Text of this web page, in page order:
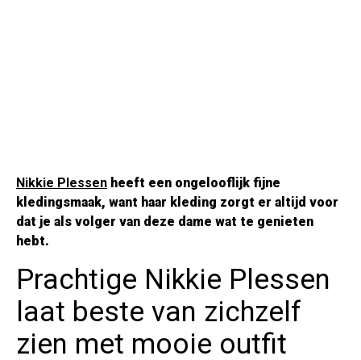
Nikkie Plessen heeft een ongelooflijk fijne
kledingsmaak, want haar kleding zorgt er altijd voor
dat je als volger van deze dame wat te genieten
hebt.
Prachtige Nikkie Plessen
laat beste van zichzelf
zien met mooie outfit